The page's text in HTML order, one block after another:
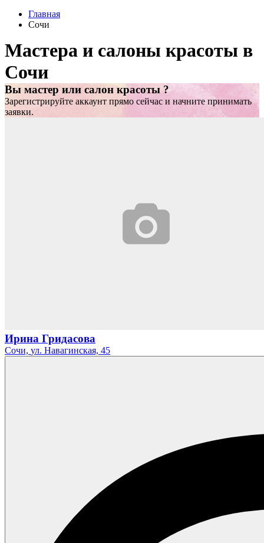
Главная
Сочи
Мастера и салоны красоты в
Сочи
Вы мастер или салон красоты ?
Зарегистрируйте аккаунт прямо сейчас и начните принимать
заявки.
Ирина Гридасова
Сочи, ул. Навагинская, 45